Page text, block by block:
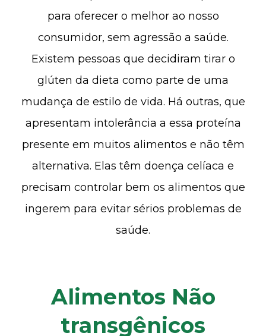
para oferecer o melhor ao nosso
consumidor, sem agressão a saúde.
Existem pessoas que decidiram tirar o
glúten da dieta como parte de uma
mudança de estilo de vida. Há outras, que
apresentam intolerância a essa proteína
presente em muitos alimentos e não têm
alternativa. Elas têm doença celíaca e
precisam controlar bem os alimentos que
ingerem para evitar sérios problemas de
saúde.
Alimentos Não
transgênicos